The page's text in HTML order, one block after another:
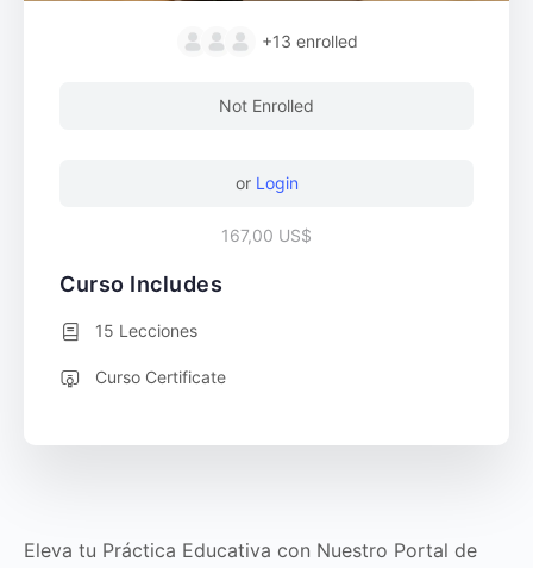
Eleva tu Práctica Educativa con Nuestro Portal de
+13 enrolled
Not Enrolled
or Login
167,00 US$
Curso Includes
15 Lecciones
Curso Certificate